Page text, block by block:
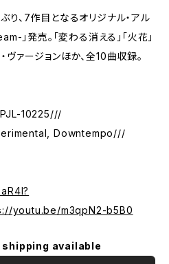
り、7作目となるオリジナル・アル
」発売。「変わる消える」「火花」
ヴァージョンほか、全10曲収録。
10225///
Downtempo///
youtu.be/m3qpN2-b5B0
available